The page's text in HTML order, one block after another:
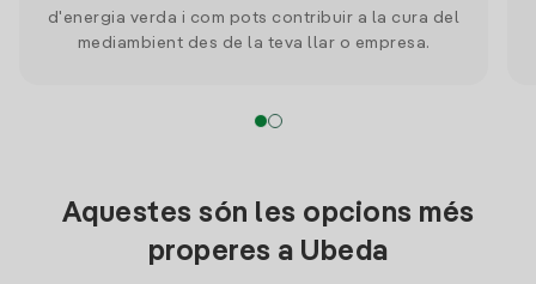
d'energia verda i com pots contribuir a la cura del
mediambient des de la teva llar o empresa.
Aquestes són les opcions més
properes a Ubeda